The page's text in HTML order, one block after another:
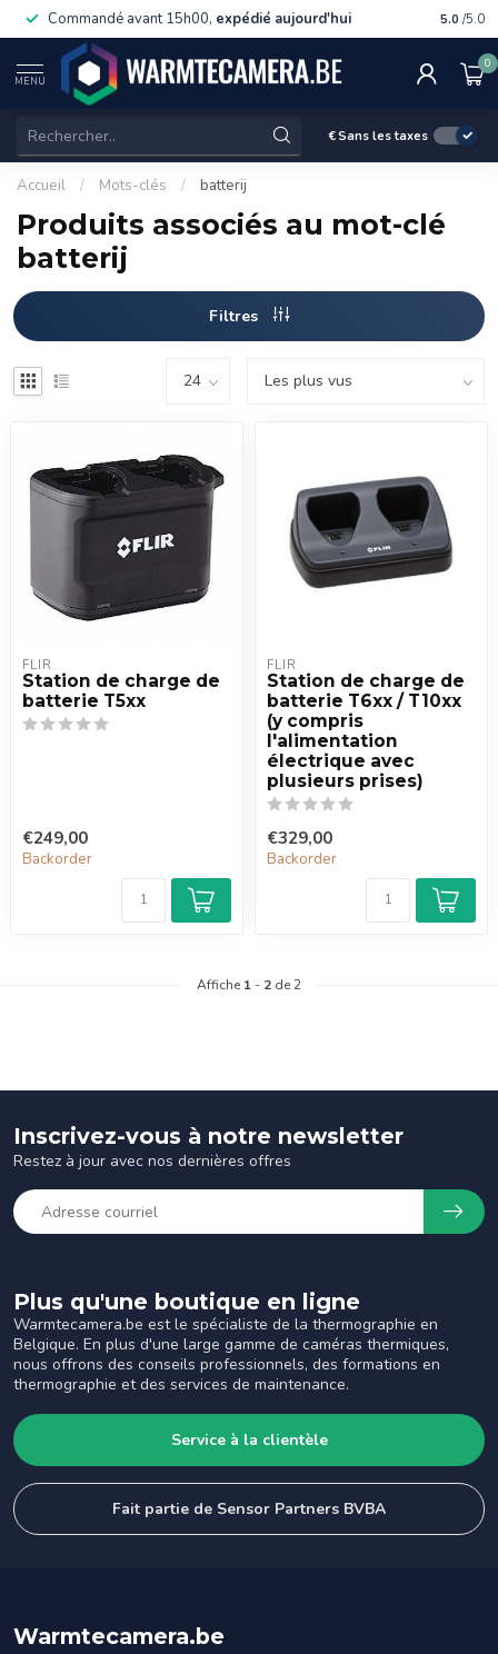
Commandé avant 15h00, expédié aujourd'hui 5.0 /5.0
MENU
0
€Sans les taxes
Accueil / Mots-clés / batterij
Produits associés au mot-clé
batterij
Filtres
FLIR
Station de charge de
batterie T5xx
€249,00
Backorder
FLIR
Station de charge de
batterie T6xx / T10xx
(y compris
l'alimentation
électrique avec
plusieurs prises)
€329,00
Backorder
Affiche 1 - 2 de 2
Plus qu'une boutique en ligne
Warmtecamera.be est le spécialiste de la thermographie en
Belgique. En plus d'une large gamme de caméras thermiques,
nous offrons des conseils professionnels, des formations en
thermographie et des services de maintenance.
Service à la clientèle
Fait partie de Sensor Partners BVBA
Inscrivez-vous à notre newsletter
Restez à jour avec nos dernières offres
Warmtecamera.be